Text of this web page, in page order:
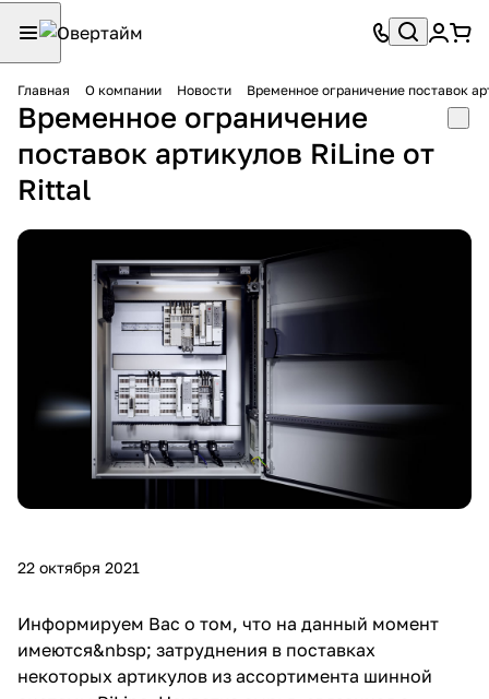
Главная О компании Новости Временное ограничение поставок
Временное ограничение
поставок артикулов RiLine от
Rittal
22 октября 2021
Информируем Вас о том, что на данный момент
имеются&nbsp; затруднения в поставках
некоторых артикулов из ассортимента шинной